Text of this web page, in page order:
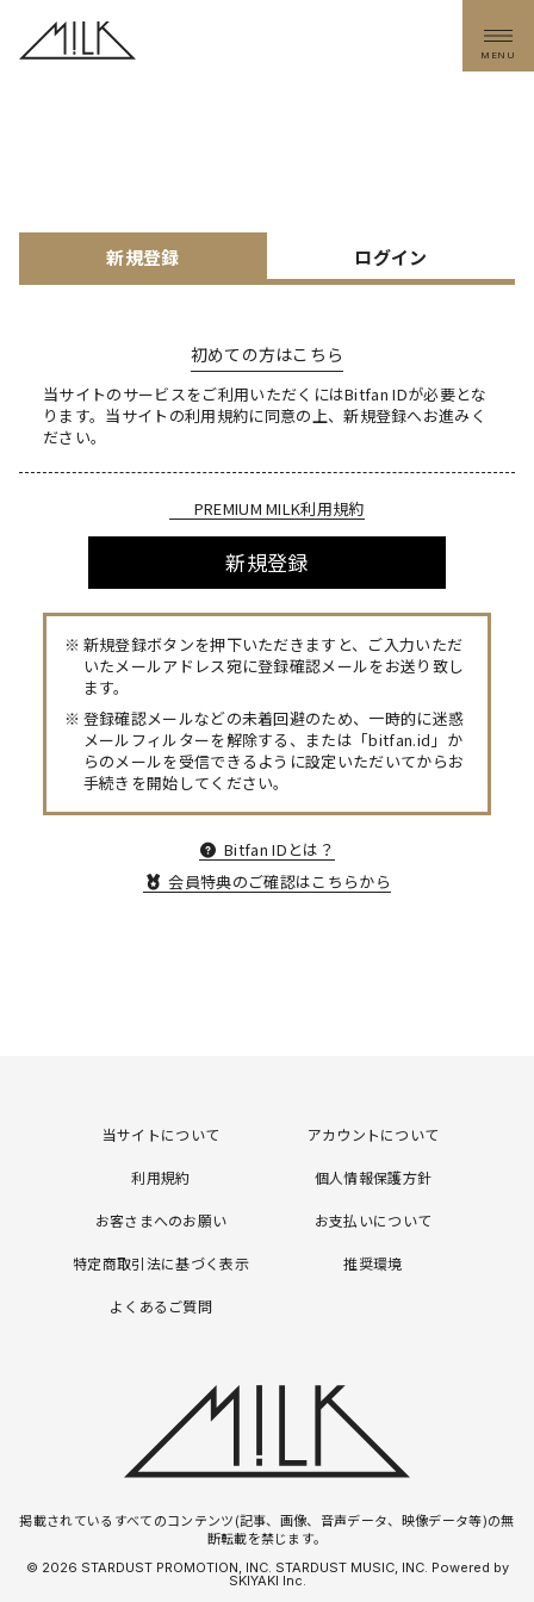
MENU
新規登録 ログイン
初めての方はこちら
当サイトのサービスをご利用いただくにはBitfan IDが必要とな
ります。 当サイトの利用規約に同意の上、新規登録へお進みく
ださい。
PREMIUM MILK利用規約
新規登録
新規登録ボタンを押下いただきますと、ご入力いただ
いたメールアドレス宛に登録確認メールをお送り致し
ます。
登録確認メールなどの未着回避のため、一時的に迷惑
メールフィルターを解除する、または「bitfan.id」か
らのメールを受信できるように設定いただいてからお
手続きを開始してください。
Bitfan IDとは？
会員特典のご確認はこちらから
当サイトについて アカウントについて
利用規約 個人情報保護方針
お客さまへのお願い お支払いについて
特定商取引法に基づく表示 推奨環境
よくあるご質問
掲載されているすべてのコンテンツ(記事、画像、音声データ、映像データ等)の無
断転載を禁じます。
© 2026 STARDUST PROMOTION, INC. STARDUST MUSIC, INC. Powered by
SKIYAKI Inc.